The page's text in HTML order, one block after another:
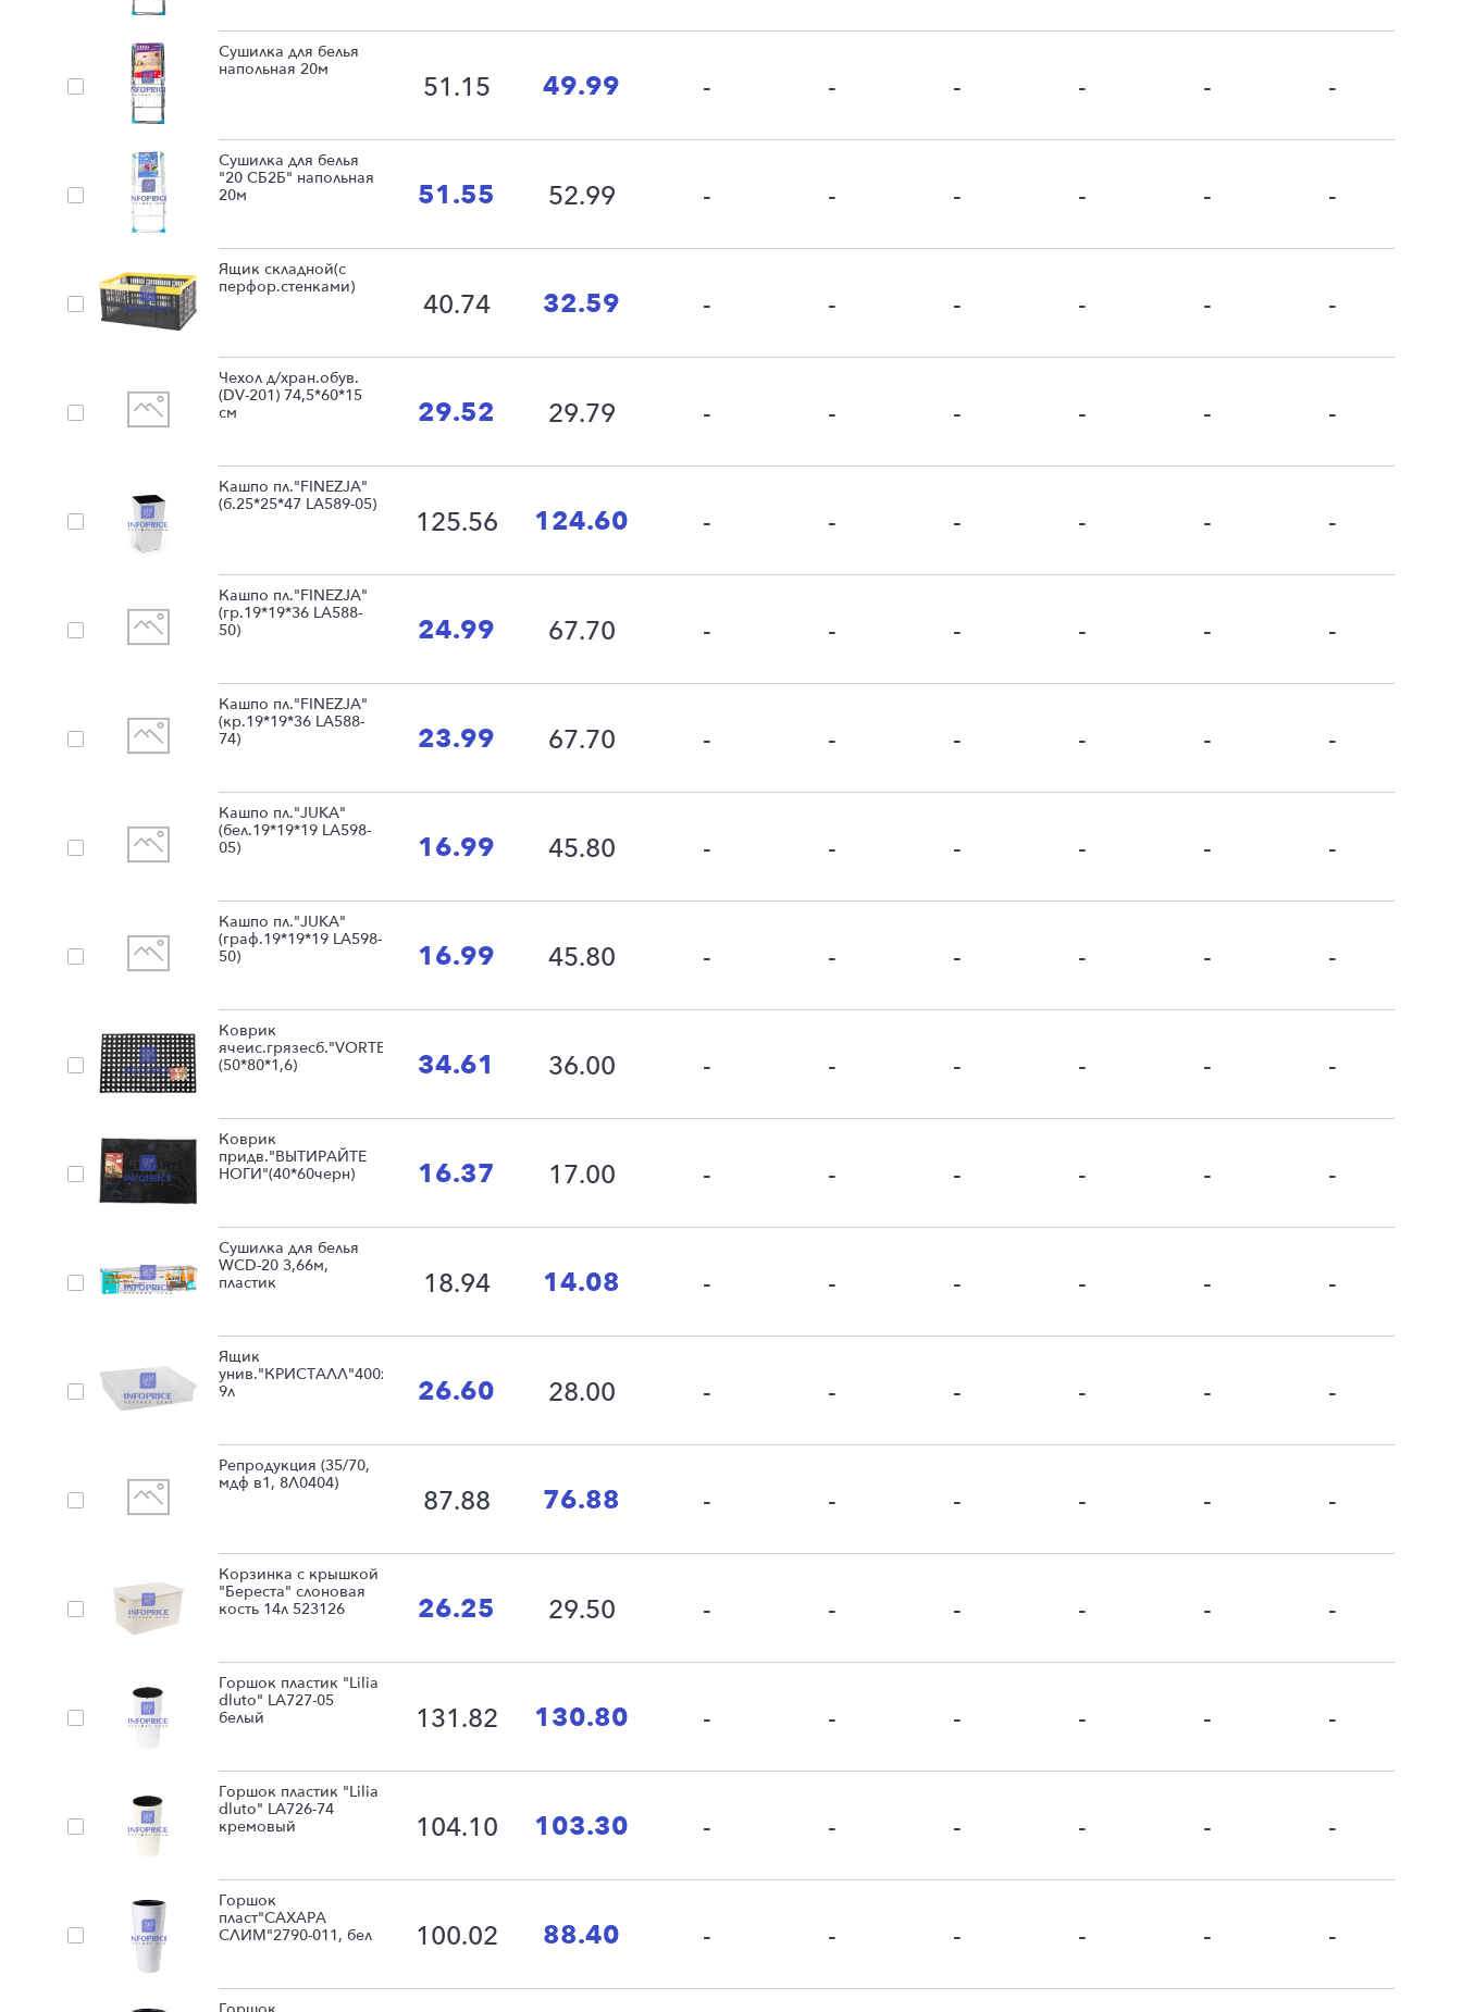
Сушилка для белья
напольная 20м
Сушилка для белья
"20 СБ2Б" напольная
20м
Ящик складной(с
перфор.стенками)
Чехол д/хран.обув.
(DV-201) 74,5*60*15
см
Кашпо пл."FINEZJA"
(б.25*25*47 LA589-05)
Кашпо пл."FINEZJA"
(гр.19*19*36 LA588-
50)
Кашпо пл."FINEZJA"
(кр.19*19*36 LA588-
74)
Кашпо пл."JUKA"
(бел.19*19*19 LA598-
05)
Кашпо пл."JUKA"
(граф.19*19*19 LA598-
50)
Коврик
ячеис.грязесб."VORTEX"
(50*80*1,6)
Коврик
придв."ВЫТИРАЙТЕ
НОГИ"(40*60черн)
Сушилка для белья
WCD-20 3,66м,
пластик
Ящик
унив."КРИСТАЛЛ"400х335х85мм
9л
Репродукция (35/70,
мдф в1, 8Л0404)
Корзинка с крышкой
"Береста" слоновая
кость 14л 523126
Горшок пластик "Lilia
dluto" LA727-05
белый
Горшок пластик "Lilia
dluto" LA726-74
кремовый
Горшок
пласт"САХАРА
СЛИМ"2790-011, бел
51.15
51.55
40.74
29.52
125.56
24.99
23.99
16.99
16.99
34.61
16.37
18.94
26.60
87.88
26.25
131.82
104.10
100.02
49.99
52.99
32.59
29.79
124.60
67.70
67.70
45.80
45.80
36.00
17.00
14.08
28.00
76.88
29.50
130.80
103.30
88.40
-
-
-
-
-
-
-
-
-
-
-
-
-
-
-
-
-
-
-
-
-
-
-
-
-
-
-
-
-
-
-
-
-
-
-
-
-
-
-
-
-
-
-
-
-
-
-
-
-
-
-
-
-
-
-
-
-
-
-
-
-
-
-
-
-
-
-
-
-
-
-
-
-
-
-
-
-
-
-
-
-
-
-
-
-
-
-
-
-
-
-
-
-
-
-
-
-
-
-
-
-
-
-
-
-
-
-
-